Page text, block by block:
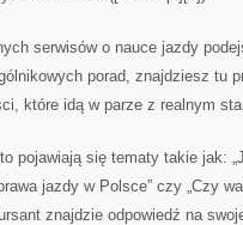
serwisów o nauce jazdy
porad, znajdziesz tu
które idą w parze z realnym
pojawiają się tematy takie jak:
jazdy w Polsce” czy „Czy
znajdzie odpowiedź na